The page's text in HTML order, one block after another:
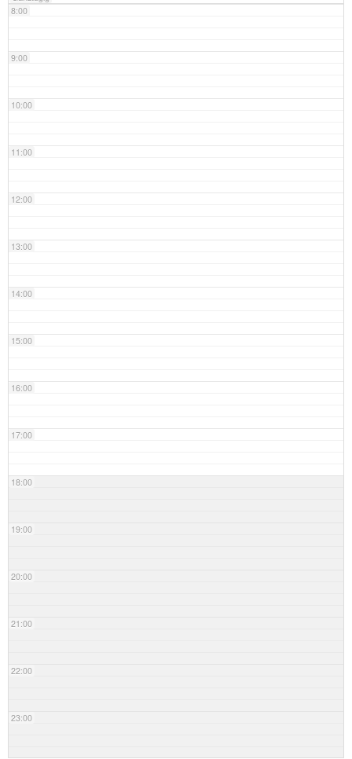
8:00
9:00
10:00
11:00
12:00
13:00
14:00
15:00
16:00
17:00
18:00
19:00
20:00
21:00
22:00
23:00